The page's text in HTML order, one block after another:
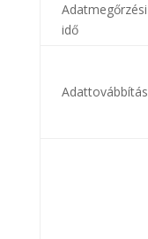
Adatmegőrzési
idő
Adattovábbítás